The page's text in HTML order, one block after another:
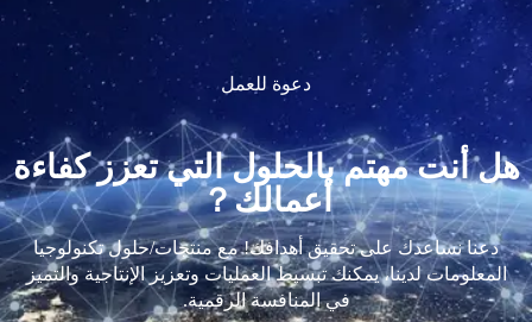
دعوة للعمل
هل أنت مهتم بالحلول التي تعزز كفاءة
أعمالك？
دعنا نساعدك على تحقيق أهدافك! مع منتجات/حلول تكنولوجيا
المعلومات لدينا، يمكنك تبسيط العمليات وتعزيز الإنتاجية والتميز
في المنافسة الرقمية.